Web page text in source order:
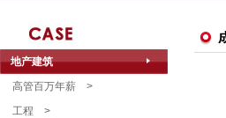
地产建筑
高管百万年薪 >
工程 >